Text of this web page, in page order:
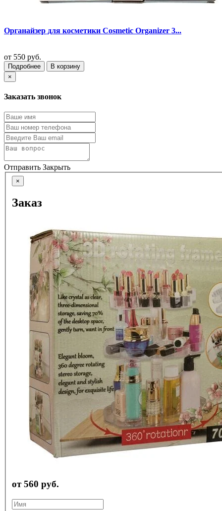
Органайзер для косметики Cosmetic Organizer 3...
от 550 руб.
Подробнее
В корзину
×
Заказать звонок
Отправить Закрыть
×
Заказ
от 560 руб.